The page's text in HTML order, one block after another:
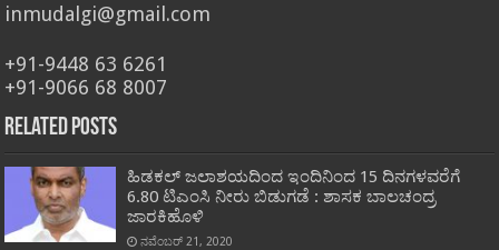
inmudalgi@gmail.com
+91-9448 63 6261
+91-9066 68 8007
Related Posts
ಹಿಡಕಲ್ ಜಲಾಶಯದಿಂದ ಇಂದಿನಿಂದ 15 ದಿನಗಳವರೆಗೆ
6.80 ಟಿಎಂಸಿ ನೀರು ಬಿಡುಗಡೆ : ಶಾಸಕ ಬಾಲಚಂದ್ರ
ಜಾರಕಿಹೊಳಿ
ನವೆಂಬರ್ 21, 2020